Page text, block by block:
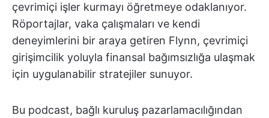
çevrimiçi işler kurmayı öğretmeye odaklanıyor.
Röportajlar, vaka çalışmaları ve kendi
deneyimlerini bir araya getiren Flynn, çevrimiçi
girişimcilik yoluyla finansal bağımsızlığa ulaşmak
için uygulanabilir stratejiler sunuyor.
Bu podcast, bağlı kuruluş pazarlamacılığından